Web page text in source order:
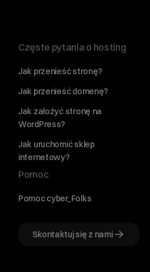
Częste pytania o hosting
Jak przenieść stronę?
Jak przenieść domenę?
Jak założyć stronę na
WordPress?
Jak uruchomić sklep
internetowy?
Pomoc
Pomoc cyber_Folks
Skontaktuj się z nami